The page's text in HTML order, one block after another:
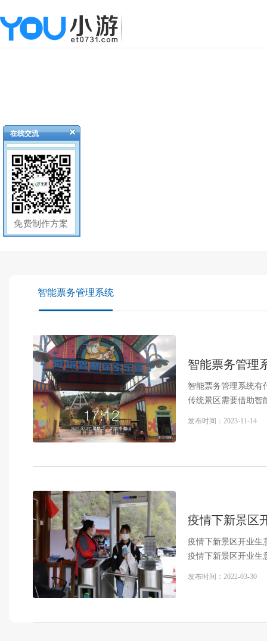
智能票务管理系统
智能票务管理
智能票务管理系统有
传统景区需要借助智
发布时间： 2023-11-14
疫情下新景区
疫情下新景区开业生
疫情下新景区开业生
发布时间： 2022-03-30
在线交流
免费制作方案